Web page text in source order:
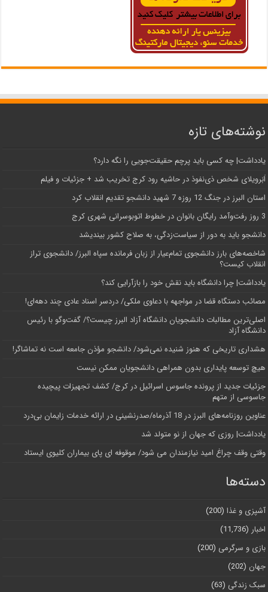
نوشته‌های تازه
یادداشت| ‌چه کسی باید پرچم حقیقت‌جویی را نگه دارد؟
اَبَر‌ویلای شخص ذی‌نفوذ در حاشیه‌ رود کرج تخریب شد + جزئیات و فیلم
استان البرز در جنگ 12 روزه 7 شهید دانشجو تقدیم انقلاب کرد
3 روز رفت‌وآمد رایگان بانوان در خطوط اتوبوسرانی شهری کرج
دانشجو باید به دور از سیاست‌زدگی، به صلاح کشور بیندیشد
شاخصه‌های بارز دانشجوی تمام‌عیار از زبان فرمانده سپاه البرز/ دانشجوی تراز
انقلاب کیست؟
یادداشت| چرا دانشگاه باید نقش خود را بازآرایی کند؟
مصائب دستگاه قضا در مواجهه با دعاوی ملکی/ دردسر اسناد عادی چند‌ دهه‌ای!
اصلی‌ترین مطالبات دانشجویان دانشگاه آزاد البرز چیست؟/ گفت‌وگو با رئیس
دانشگاه آز‌اد
هشداری تاریخی که هنوز شنیده نمی‌شود/ دانشجو مؤذن جامعه است نه تماشاگر!
هیچ توسعه پایداری بدون همراهی دانشجویان ممکن نیست
جزئیات جدید از پرونده جاسوس اسرائیل در کرج/‌ کشف تجهیزات پیچیده
جاسوسی از متهم
عناوین روزنامه‌های البرز در ‌18 آذرماه/صدرنشینی در ارائه خدمات زایمان بی‌درد
یادداشت| روزی که جهان از نو متولد شد
وقتی وقف چراغ امید نیازمندان می شود/ موقوفه ای پای بیماران کلیوی ایستاد
دسته‌ها
آشپزی و غذا (200)
اخبار (11,736)
بازی و سرگرمی (200)
جهان (202)
سبک زندگی (63)